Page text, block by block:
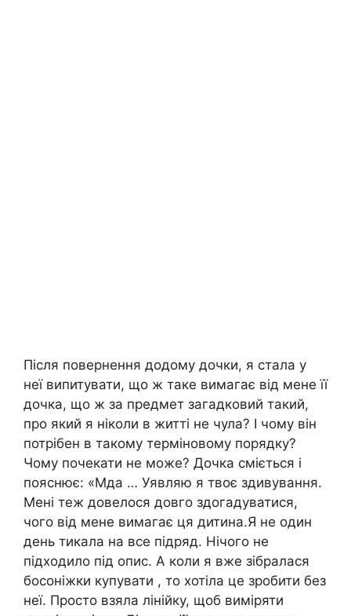
Після повернення додому дочки, я стала у
неї випитувати, що ж таке вимагає від мене її
дочка, що ж за предмет загадковий такий,
про який я ніколи в житті не чула? І чому він
потрібен в такому терміновому порядку?
Чому почекати не може? Дочка сміється і
пояснює: «Мда … Уявляю я твоє здивування.
Мені теж довелося довго здогадуватися,
чого від мене вимагає ця дитина.Я не один
день тикала на все підряд. Нічого не
підходило під опис. А коли я вже зібралася
босоніжки купувати , то хотіла це зробити без
неї. Просто взяла лінійку, щоб виміряти